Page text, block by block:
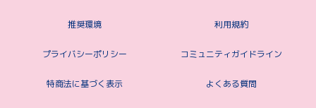
推奨環境 利用規約
プライバシーポリシー コミュニティガイドライン
特商法に基づく表示 よくある質問